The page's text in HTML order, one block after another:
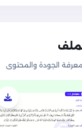
الجودة والمحتوى